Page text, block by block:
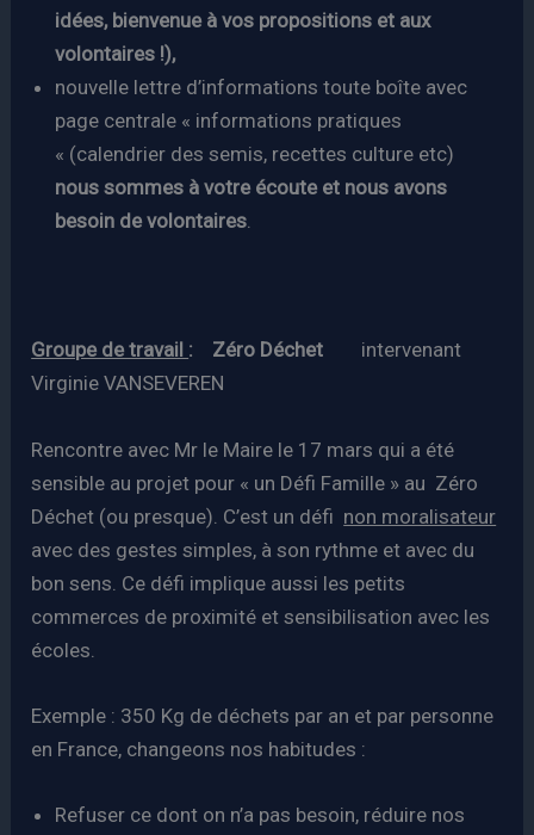
idées, bienvenue à vos propositions et aux
volontaires !),
nouvelle lettre d’informations toute boîte avec
page centrale « informations pratiques
« (calendrier des semis, recettes culture etc)
nous sommes à votre écoute et nous avons
besoin de volontaires
Groupe de travail : Zéro Déchet intervenant
Virginie VANSEVEREN
Rencontre avec Mr le Maire le 17 mars qui a été
sensible au projet pour « un Défi Famille » au Zéro
Déchet (ou presque). C’est un défi non moralisateur
avec des gestes simples, à son rythme et avec du
bon sens. Ce défi implique aussi les petits
commerces de proximité et sensibilisation avec les
écoles.
Exemple : 350 Kg de déchets par an et par personne
en France, changeons nos habitudes :
Refuser ce dont on n’a pas besoin, réduire nos